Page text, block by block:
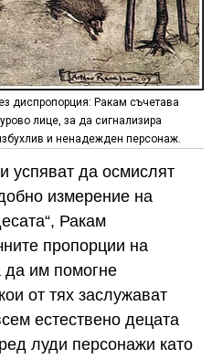
диспропорция: Ракам съчетава
лице, за да сигнализира
и ненадежден персонаж.
успяват да осмислят
измерение на
Ракам
пропорции на
да им помогне
от тях заслужават
естествено децата
луди персонажи като